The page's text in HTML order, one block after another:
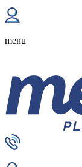
menu